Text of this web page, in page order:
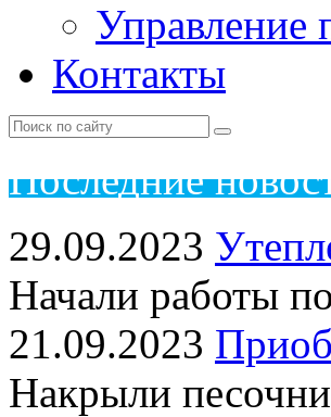
Управление
Контакты
Последние
29.09.2023
Начали работы
21.09.2023
Накрыли